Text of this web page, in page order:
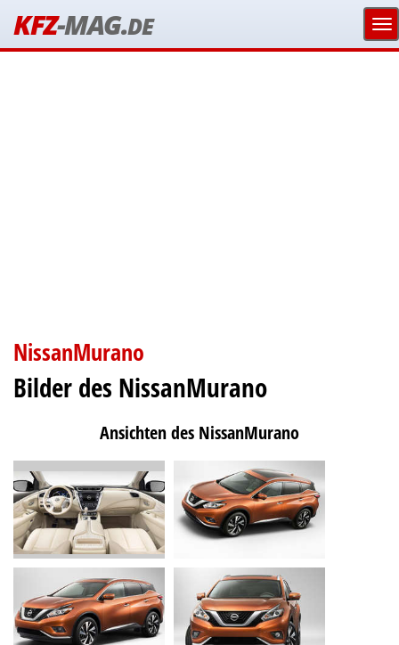
KFZ-MAG.DE
NissanMurano
Bilder des NissanMurano
Ansichten des NissanMurano